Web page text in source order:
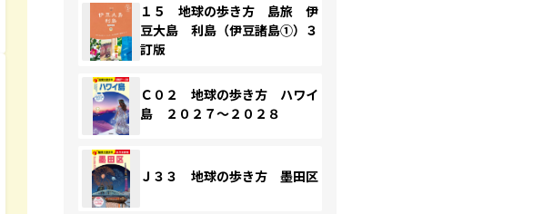
１５ 地球の歩き方 島旅 伊
豆大島 利島（伊豆諸島①）３
訂版
Ｃ０２ 地球の歩き方 ハワイ
島 ２０２７～２０２８
Ｊ３３ 地球の歩き方 墨田区